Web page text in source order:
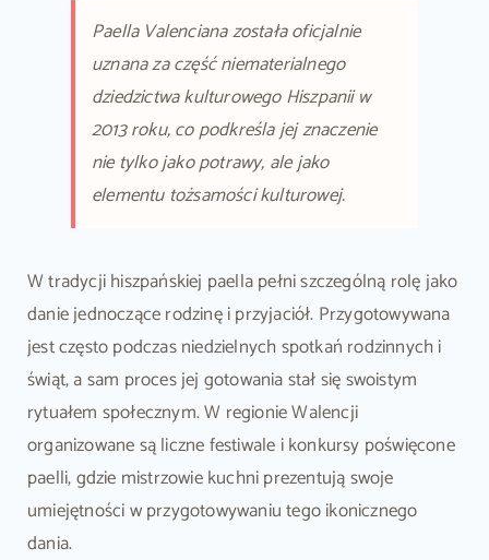
Paella Valenciana została oficjalnie
uznana za część niematerialnego
dziedzictwa kulturowego Hiszpanii w
2013 roku, co podkreśla jej znaczenie
nie tylko jako potrawy, ale jako
elementu tożsamości kulturowej.
W tradycji hiszpańskiej paella pełni szczególną rolę jako
danie jednoczące rodzinę i przyjaciół. Przygotowywana
jest często podczas niedzielnych spotkań rodzinnych i
świąt, a sam proces jej gotowania stał się swoistym
rytuałem społecznym. W regionie Walencji
organizowane są liczne festiwale i konkursy poświęcone
paelli, gdzie mistrzowie kuchni prezentują swoje
umiejętności w przygotowywaniu tego ikonicznego
dania.